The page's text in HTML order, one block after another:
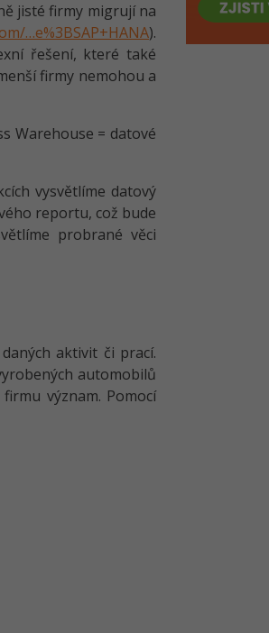
jisté firmy migrují na
…e%3BSAP+HANA).
řešení, které také
firmy nemohou a
Warehouse = datové
vysvětlíme datový
reportu, což bude
probrané věci
aktivit či prací.
automobilů
význam. Pomocí